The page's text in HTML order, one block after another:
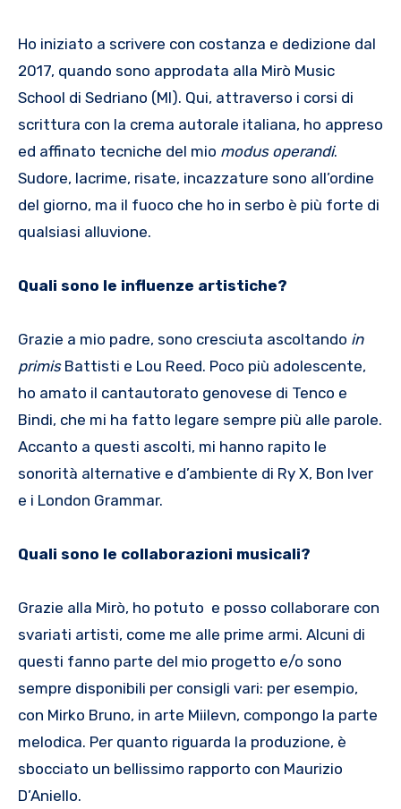
Ho iniziato a scrivere con costanza e dedizione dal
2017, quando sono approdata alla Mirò Music
School di Sedriano (MI). Qui, attraverso i corsi di
scrittura con la crema autorale italiana, ho appreso
ed affinato tecniche del mio modus operandi.
Sudore, lacrime, risate, incazzature sono all’ordine
del giorno, ma il fuoco che ho in serbo è più forte di
qualsiasi alluvione.
Quali sono le influenze artistiche?
Grazie a mio padre, sono cresciuta ascoltando in
primisBattisti e Lou Reed. Poco più adolescente,
ho amato il cantautorato genovese di Tenco e
Bindi, che mi ha fatto legare sempre più alle parole.
Accanto a questi ascolti, mi hanno rapito le
sonorità alternative e d’ambiente di Ry X, Bon Iver
e i London Grammar.
Quali sono le collaborazioni musicali?
Grazie alla Mirò, ho potuto e posso collaborare con
svariati artisti, come me alle prime armi. Alcuni di
questi fanno parte del mio progetto e/o sono
sempre disponibili per consigli vari: per esempio,
con Mirko Bruno, in arte Miilevn, compongo la parte
melodica. Per quanto riguarda la produzione, è
sbocciato un bellissimo rapporto con Maurizio
D’Aniello.